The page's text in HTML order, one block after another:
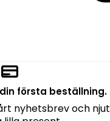
första beställning.
nyhetsbrev och njut